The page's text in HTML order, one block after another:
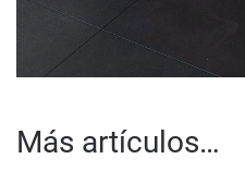
Más artículos…